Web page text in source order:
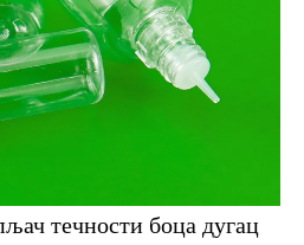
течности боца дугац